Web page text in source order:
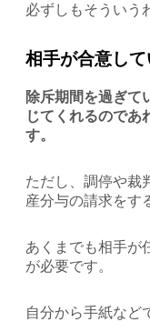
必ずしもそういう
相手が合意し
除斥期間を過ぎて
じてくれるのであ
す。
ただし、調停や裁
産分与の請求をす
あくまでも相手が
が必要です。
自分から手紙など